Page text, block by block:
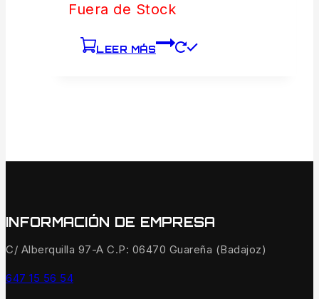
Fuera de Stock
LEER MÁS
INFORMACIÓN DE EMPRESA
C/ Alberquilla 97-A C.P: 06470 Guareña (Badajoz)
647 15 56 54